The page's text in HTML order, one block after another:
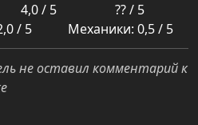
4,0 / 5
?? / 5
/ 5
Механики: 0,5 / 5
не оставил комментарий к